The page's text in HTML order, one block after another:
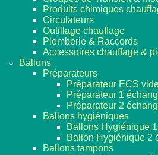
Produits chimiques
Circulateurs
Outillage chauffage
Plomberie & Raccords
Accessoires chauffage &
Ballons
Préparateurs
Préparateur ECS
Préparateur 1
Préparateur 2
Ballons hygiéniques
Ballons Hygiénique
Ballon Hygiénique 2
Ballons tampons